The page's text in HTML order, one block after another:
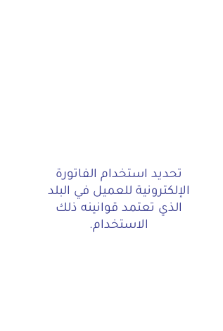
تحديد استخدام الفاتورة
الإلكترونية للعميل في البلد
الذي تعتمد قوانينه ذلك
الاستخدام.